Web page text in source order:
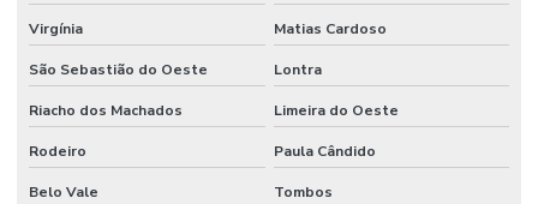
Virgínia Matias Cardoso
São Sebastião do Oeste Lontra
Riacho dos Machados Limeira do Oeste
Rodeiro Paula Cândido
Belo Vale Tombos